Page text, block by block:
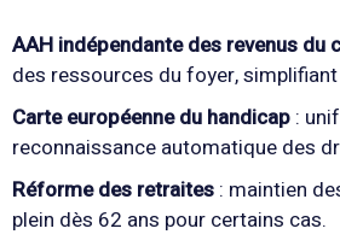
AAH indépendante des revenus du
des ressources du foyer,
Carte européenne du handicap :
reconnaissance automatique des
Réforme des retraites : maintien
plein dès 62 ans pour certains cas.